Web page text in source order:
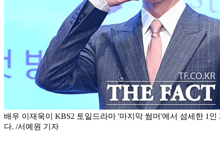
배우 이재욱이 KBS2 토일드라마 '마지막 썸머'에서 섬세한 1
다. /서예원 기자